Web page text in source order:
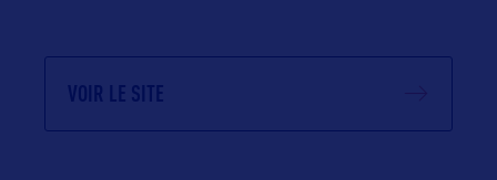
VOIR LE SITE